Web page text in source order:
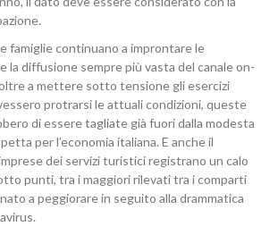
famiglie continuano a improntare le
la diffusione sempre più vasta del canale on-
a mettere sotto tensione gli esercizi
protrarsi le attuali condizioni, queste
di essere tagliate già fuori dalla modesta
per l’economia italiana. E anche il
dei servizi turistici registrano un calo
punti, tra i maggiori rilevati tra i comparti
a peggiorare in seguito alla drammatica